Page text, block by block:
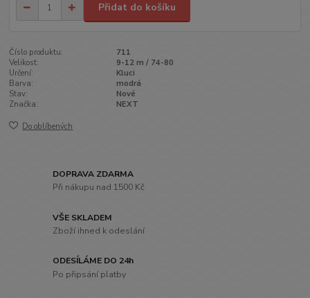
Přidat do košíku
Číslo produktu:
711
Velikost:
9-12 m / 74-80
Určení:
Kluci
Barva:
modrá
Stav:
Nové
Značka:
NEXT
Do oblíbených
DOPRAVA ZDARMA
Při nákupu nad 1500 Kč
VŠE SKLADEM
Zboží ihned k odeslání
ODESÍLÁME DO 24h
Po připsání platby